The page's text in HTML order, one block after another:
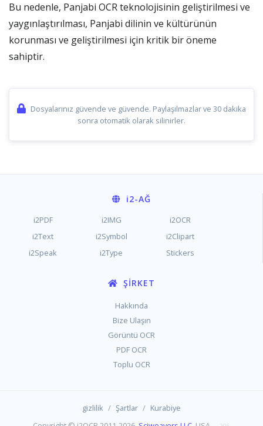
Bu nedenle, Panjabi OCR teknolojisinin geliştirilmesi ve
yaygınlaştırılması, Panjabi dilinin ve kültürünün
korunması ve geliştirilmesi için kritik bir öneme
sahiptir.
Dosyalarınız güvende ve güvende. Paylaşılmazlar ve 30 dakika
sonra otomatik olarak silinirler.
i2-AĞ
i2PDF i2IMG
i2OCR
i2Text
i2Symbol
i2Clipart
i2Speak
i2Type Stickers
ŞIRKET
Hakkında
Bize Ulaşın
Görüntü OCR
PDF OCR
Toplu OCR
gizlilik / Şartlar / Kurabiye